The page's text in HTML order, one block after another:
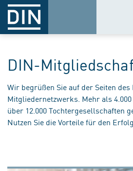
DIN-
Wir begrüßen Sie auf der Seiten des
Mitgliedernetzwerks. Mehr als
über 12.000 Tochtergesellschaften
Nutzen Sie die Vorteile für den